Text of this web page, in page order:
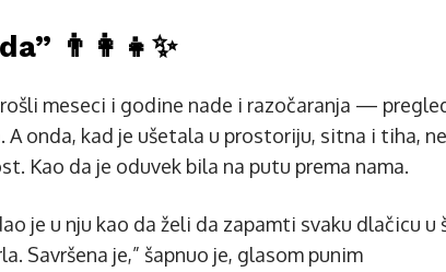
👨‍👩‍👧✨
meseci i godine nade i razočaranja —
A onda, kad je ušetala u prostoriju, sitna i tiha,
Kao da je oduvek bila na putu prema nama.
je u nju kao da želi da zapamti svaku dlačicu u
Savršena je,” šapnuo je, glasom punim